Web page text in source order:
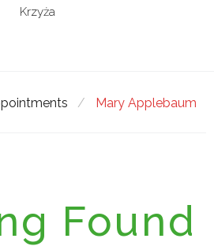
Krzyża
/ Mary Applebaum
Found